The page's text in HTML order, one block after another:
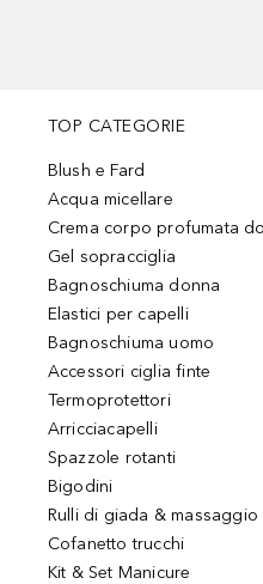
TOP CATEGORIE
Blush e Fard
Acqua micellare
Crema corpo profumata
Gel sopracciglia
Bagnoschiuma donna
Elastici per capelli
Bagnoschiuma uomo
Accessori ciglia finte
Termoprotettori
Arricciacapelli
Spazzole rotanti
Bigodini
Rulli di giada & massaggio
Cofanetto trucchi
Kit & Set Manicure